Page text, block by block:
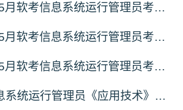
2026上半年5月软考信息系统运行管理员考试《基础知识》真题及答案（21-30）
2026上半年5月软考信息系统运行管理员考试《基础知识》真题及答案（11-20）
2026上半年5月软考信息系统运行管理员考试《基础知识》真题及答案（1-10）
软考初级信息系统运行管理员《应用技术》考什么？信息系统运行管理员应用技术科目考试内容